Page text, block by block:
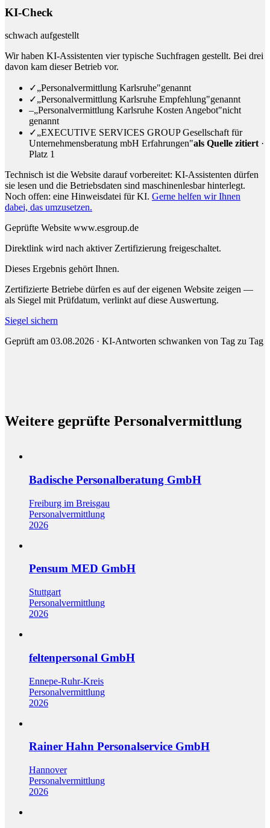
KI-Check
schwach aufgestellt
Wir haben KI-Assistenten vier typische Suchfragen gestellt. Bei drei
davon kam dieser Betrieb vor.
✓„Personalvermittlung Karlsruhe"genannt
✓„Personalvermittlung Karlsruhe Empfehlung"genannt
–„Personalvermittlung Karlsruhe Kosten Angebot"nicht
genannt
✓„EXECUTIVE SERVICES GROUP Gesellschaft für
Unternehmensberatung mbH Erfahrungen"als Quelle zitiert·
Platz 1
Technisch ist die Website darauf vorbereitet: KI-Assistenten dürfen
sie lesen und die Betriebsdaten sind maschinenlesbar hinterlegt.
Noch offen: eine Hinweisdatei für KI. Gerne helfen wir Ihnen
dabei, das umzusetzen.
Geprüfte Website www.esgroup.de
Direktlink wird nach aktiver Zertifizierung freigeschaltet.
Dieses Ergebnis gehört Ihnen.
Zertifizierte Betriebe dürfen es auf der eigenen Website zeigen —
als Siegel mit Prüfdatum, verlinkt auf diese Auswertung.
Siegel sichern
Geprüft am 03.08.2026 · KI-Antworten schwanken von Tag zu Tag
Weitere geprüfte Personalvermittlung
Badische Personalberatung GmbH
Freiburg im Breisgau
Personalvermittlung
2026
Pensum MED GmbH
Stuttgart
Personalvermittlung
2026
feltenpersonal GmbH
Ennepe-Ruhr-Kreis
Personalvermittlung
2026
Rainer Hahn Personalservice GmbH
Hannover
Personalvermittlung
2026